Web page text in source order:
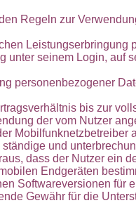
Regeln zur
Leistungserbringung
unter seinem Login,
personenbezogener
bis zur
der vom Nutzer
und
dass der Nutzer ein
Endgeräten
Softwareversionen
Gewähr für die